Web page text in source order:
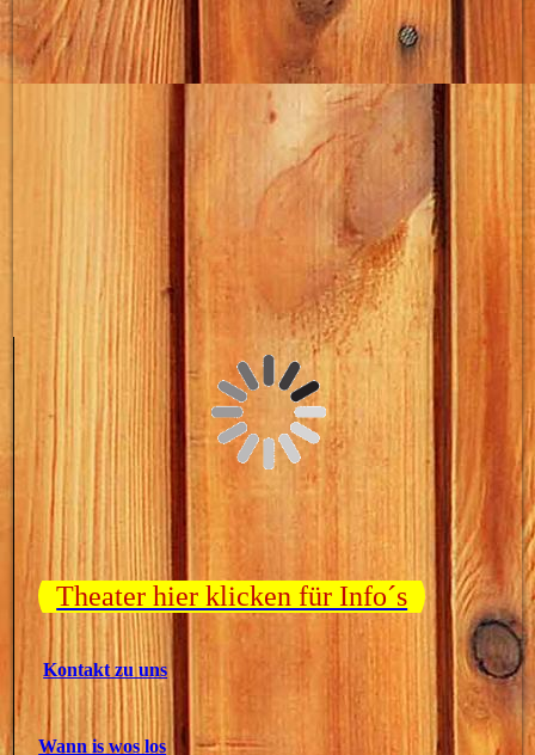
Theater hier klicken für Info´s
Kontakt zu uns
Wann is wos los